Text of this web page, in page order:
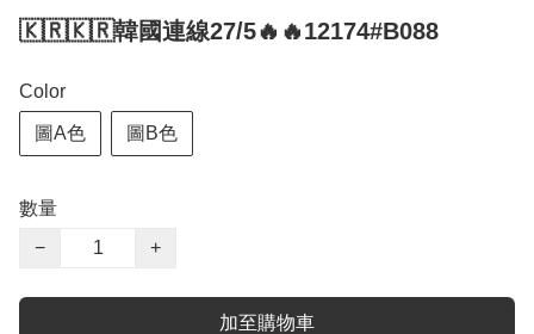
🇰🇷🇰🇷韓國連線27/5🔥🔥12174#B088
Color
圖A色 圖B色
數量
−
+
加至購物車